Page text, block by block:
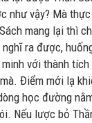
như vậy? Mà
mang lại thì
ra được,
với thành
Điểm mới lạ
học đường
Nếu lược bỏ